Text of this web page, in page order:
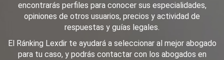
encontrarás perfiles para conocer sus especialidades,
opiniones de otros usuarios, precios y actividad de
respuestas y guías legales.
El Ránking Lexdir te ayudará a seleccionar al mejor abogado
para tu caso, y podrás contactar con los abogados en